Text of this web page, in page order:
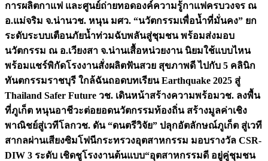
การผลิตกาแฟ และศูนย์ถ่ายทอดองค์ความรู้กาแฟครบวงจร ณ
อ.แม่จริม จ.น่านวช. หนุน มศว. “นวัตกรรมเพื่อน้ำที่มั่นคง” ยก
ระดับระบบเตือนภัยน้ำท่วมฉับพลันสู่ชุมชน พร้อมส่งมอบ
นวัตกรรม ณ อ.เวียงสา จ.น่านเสื้อหน่วยงาน นิยมใช้แบบไหน
พร้อมแชร์พิกัดโรงงานสั่งผลิตฟันสวย สุขภาพดี ไปกับ 5 คลินิก
ทันตกรรมราชบุรี ใกล้ฉันถอดบทเรียน Earthquake 2025 สู่
Thailand Safer Future วช. เดินหน้าสร้างความพร้อมวช. ลงพื้น
ที่ภูเก็ต หนุนอาชีวะต่อยอดนวัตกรรมท้องถิ่น สร้างมูลค่าเชิง
พาณิชย์สู่เวทีโลกวช. ดัน “ดนตรีวิจัย” ปลุกอัตลักษณ์ภูเก็ต สู่เวที
สากลผ่านเสียงซิมโฟนีกระทรวงอุตสาหกรรม มอบรางวัล CSR-
DIW 3 ระดับ เชิดชูโรงงานต้นแบบ“อุตสาหกรรมดี อยู่คู่ชุมชน